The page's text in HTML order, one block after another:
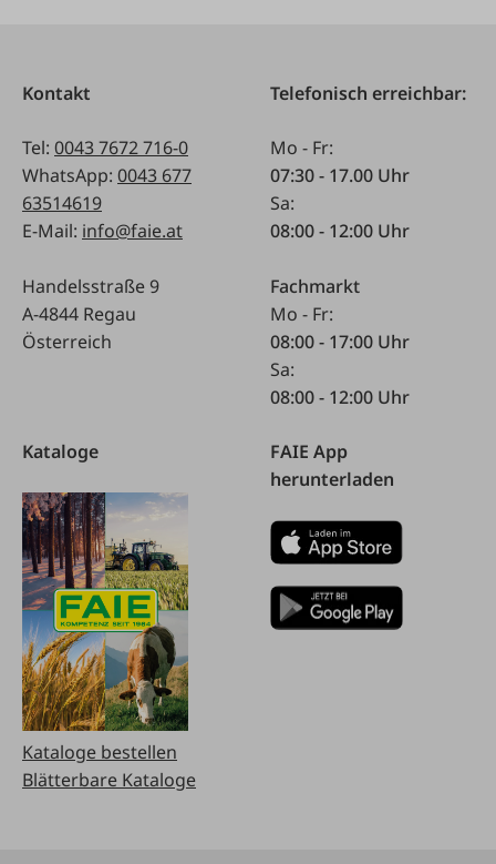
Kontakt
Tel: 0043 7672 716-0
WhatsApp: 0043 677
63514619
E-Mail: info@faie.at
Handelsstraße 9
A-4844 Regau
Österreich
Telefonisch erreichbar:
Mo - Fr:
07:30 - 17.00 Uhr
Sa:
08:00 - 12:00 Uhr
Fachmarkt
Mo - Fr:
08:00 - 17:00 Uhr
Sa:
08:00 - 12:00 Uhr
Kataloge
Kataloge bestellen
Blätterbare Kataloge
FAIE App
herunterladen